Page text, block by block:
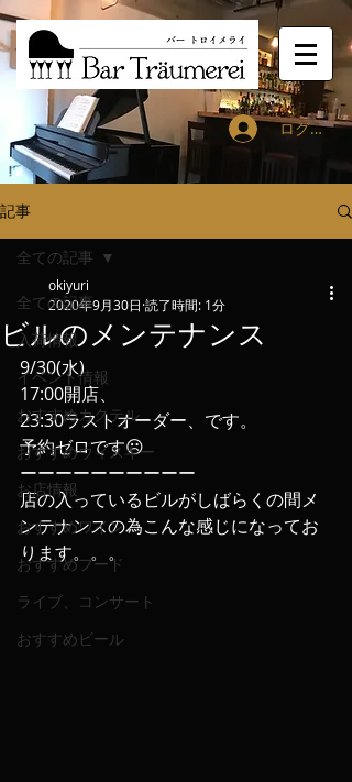
ログイン
記事
全ての記事
入荷情報
イベント情報
おすすめカクテル
おすすめウィスキー
お店情報
おすすめワイン
おすすめフード
ライブ、コンサート
おすすめビール
全ての記事
ビルのメンテナンス
okiyuri
2020年9月30日 読了時間: 1分
9/30(水)
17:00開店、
23:30ラストオーダー、です。
予約ゼロです☹️
ーーーーーーーーーー
店の入っているビルがしばらくの間メ
ンテナンスの為こんな感じになってお
ります。。。